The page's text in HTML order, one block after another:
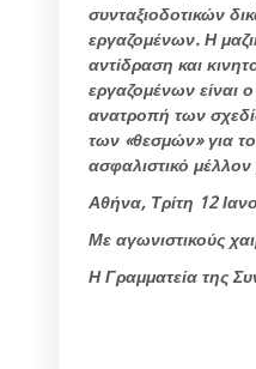
συνταξιοδοτικών
εργαζομένων. Η
αντίδραση και
εργαζομένων είναι
ανατροπή των
των «θεσμών» για
ασφαλιστικό
Αθήνα, Τρίτη 12
Με αγωνιστικούς
Η Γραμματεία της